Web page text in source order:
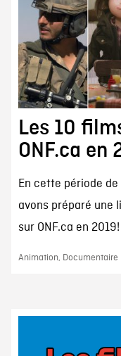
Les 10
ONF.ca en
En cette période
avons préparé une
sur ONF.ca en 2019!
Animation, Documentaire